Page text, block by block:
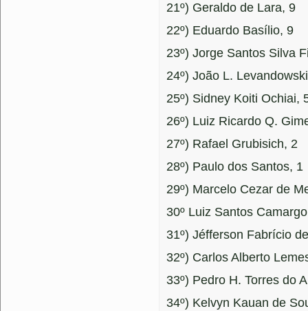
21º) Geraldo de Lara, 9
22º) Eduardo Basílio, 9
23º) Jorge Santos Silva
24º) João L.
25º) Sidney Koiti Ochiai,
26º) Luiz Ricardo Q.
27º) Rafael Grubisich, 2
28º) Paulo dos Santos, 1
29º) Marcelo Cezar de
30º Luiz Santos
31º) Jéfferson Fabrício
32º) Carlos Alberto
33º) Pedro H. Torres do
34º) Kelvyn Kauan de